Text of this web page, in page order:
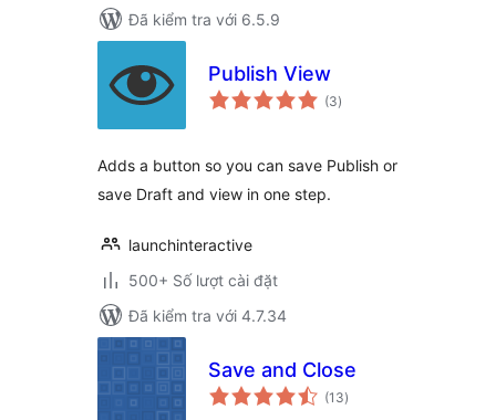
Đã kiểm tra với 6.5.9
Publish View
(3tổng
đánh
)
Adds a button so you can save Publish or
save Draft and view in one step.
launchinteractive
500+ Số lượt cài đặt
Đã kiểm tra với 4.7.34
Save and Close
(13tổng
đánh
)